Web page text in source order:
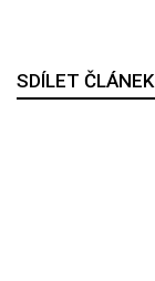
SDÍLET ČLÁNEK